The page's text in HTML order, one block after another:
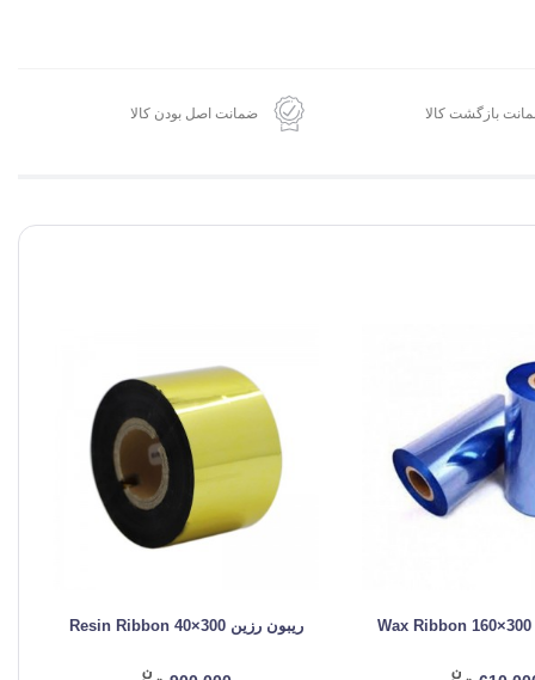
بازگشت کالا ضمانت اصل بودن کالا
ریبون رزین Resin Ribbon 40×300